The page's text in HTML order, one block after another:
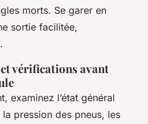
morts. Se garer en
sortie facilitée,
vérifications avant
examinez l’état général
pression des pneus, les